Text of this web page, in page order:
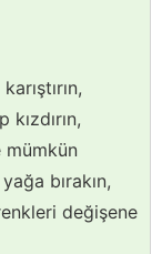
mümkün
bırakın,
değişene